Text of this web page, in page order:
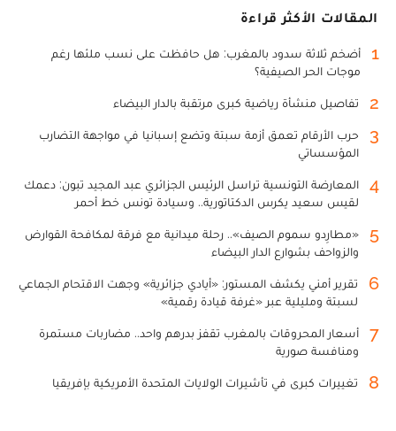
المقالات الأكثر قراءة
1
أضخم ثلاثة سدود بالمغرب: هل حافظت على نسب ملئها رغم
موجات الحر الصيفية؟
2 تفاصيل منشأة رياضية كبرى مرتقبة بالدار البيضاء
3
حرب الأرقام تعمق أزمة سبتة وتضع إسبانيا في مواجهة التضارب
المؤسساتي
4
المعارضة التونسية تراسل الرئيس الجزائري عبد المجيد تبون: دعمك
لقيس سعيد يكرس الدكتاتورية.. وسيادة تونس خط أحمر
5
«مطارِدو سموم الصيف».. رحلة ميدانية مع فرقة لمكافحة القوارض
والزواحف بشوارع الدار البيضاء
6
تقرير أمني يكشف المستور: «أيادي جزائرية» وجهت الاقتحام الجماعي
لسبتة ومليلية عبر «غرفة قيادة رقمية»
7
أسعار المحروقات بالمغرب تقفز بدرهم واحد.. مضاربات مستمرة
ومنافسة صورية
8 تغييرات كبرى في تأشيرات الولايات المتحدة الأمريكية بإفريقيا